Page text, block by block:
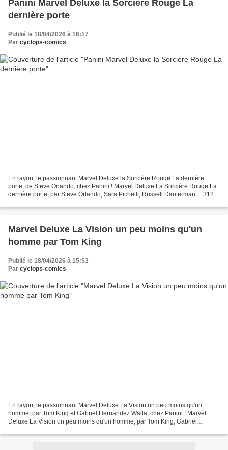
Panini Marvel Deluxe la Sorcière Rouge La
dernière porte
Publié le 18/04/2026 à 16:17
Par cyclops-comics
En rayon, le passionnant Marvel Deluxe la Sorcière Rouge La dernière
porte, de Steve Orlando, chez Panini ! Marvel Deluxe La Sorcière Rouge La
dernière porte, par Steve Orlando, Sara Pichelli, Russell Dauterman… 312
Marvel Deluxe La Vision un peu moins qu'un
homme par Tom King
Publié le 18/04/2026 à 15:53
Par cyclops-comics
En rayon, le passionnant Marvel Deluxe La Vision un peu moins qu'un
homme, par Tom King et Gabriel Hernandez Walta, chez Panini ! Marvel
Deluxe La Vision un peu moins qu'un homme, par Tom King, Gabriel